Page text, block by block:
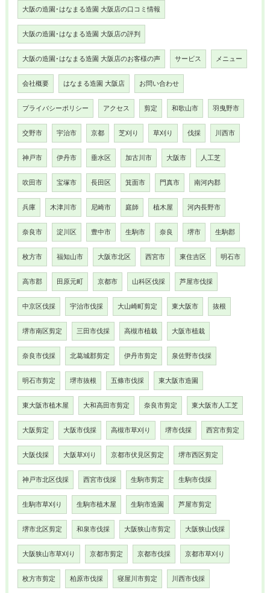
大阪の造園･はなまる造園 大阪店の口コミ情報
大阪の造園･はなまる造園 大阪店の評判
大阪の造園･はなまる造園 大阪店のお客様の声 サービス メニュー
会社概要 はなまる造園 大阪店 お問い合わせ
プライバシーポリシー アクセス 剪定 和歌山市 羽曳野市
交野市 宇治市 京都 芝刈り 草刈り 伐採 川西市
神戸市 伊丹市 垂水区 加古川市 大阪市 人工芝
吹田市 宝塚市 長田区 箕面市 門真市 南河内郡
兵庫 木津川市 尼崎市 庭師 植木屋 河内長野市
奈良市 淀川区 豊中市 生駒市 奈良 堺市 生駒郡
枚方市 福知山市 大阪市北区 西宮市 東住吉区 明石市
高市郡 田原元町 京都市 山科区伐採 芦屋市伐採
中京区伐採 宇治市伐採 大山崎町剪定 東大阪市 抜根
堺市南区剪定 三田市伐採 高槻市植栽 大阪市植栽
奈良市伐採 北葛城郡剪定 伊丹市剪定 泉佐野市伐採
明石市剪定 堺市抜根 五條市伐採 東大阪市造園
東大阪市植木屋 大和高田市剪定 奈良市剪定 東大阪市人工芝
大阪剪定 大阪市伐採 高槻市草刈り 堺市伐採 西宮市剪定
大阪伐採 大阪草刈り 京都市伏見区剪定 堺市西区剪定
神戸市北区伐採 西宮市伐採 生駒市剪定 生駒市伐採
生駒市草刈り 生駒市植木屋 生駒市造園 芦屋市剪定
堺市北区剪定 和泉市伐採 大阪狭山市剪定 大阪狭山伐採
大阪狭山市草刈り 京都市剪定 京都市伐採 京都市草刈り
枚方市剪定 柏原市伐採 寝屋川市剪定 川西市伐採